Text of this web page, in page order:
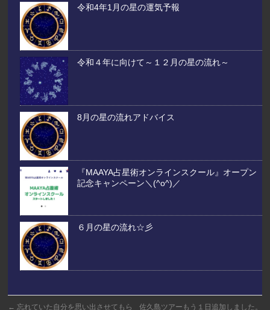
令和4年1月の星の運気予報
令和４年に向けて～１２月の星の流れ～
8月の星の流れアドバイス
『MAAYA占星術オンラインスクール』オープン
記念キャンペーン＼(^o^)／
６月の星の流れ☆彡
← 忘れていた自分を思い出させてもら 佐久島ツアーもう１日追加しました。